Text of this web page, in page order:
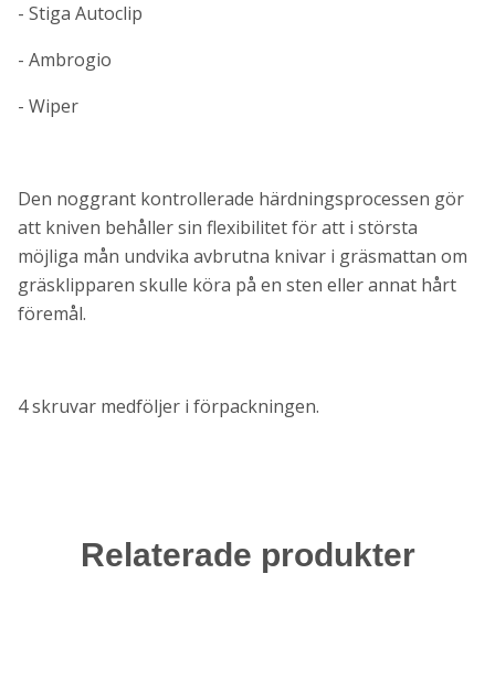
- Stiga Autoclip
- Ambrogio
- Wiper
Den noggrant kontrollerade härdningsprocessen gör
att kniven behåller sin flexibilitet för att i största
möjliga mån undvika avbrutna knivar i gräsmattan om
gräsklipparen skulle köra på en sten eller annat hårt
föremål.
4 skruvar medföljer i förpackningen.
Relaterade produkter